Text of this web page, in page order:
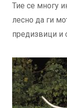
Тие се многу
лесно да ги
предизвици и